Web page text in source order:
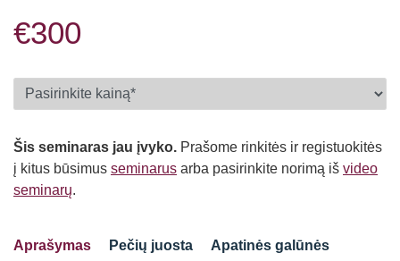
€300
Šis seminaras jau įvyko. Prašome rinkitės ir registuokitės
į kitus būsimus seminarus arba pasirinkite norimą iš video
seminarų.
Aprašymas Pečių juosta Apatinės galūnės